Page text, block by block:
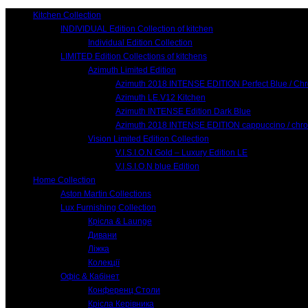
Kitchen Collection
INDIVIDUAL Edition Collection of kitchen
Individual Edition Collection
LIMITED Edition Collections of kitchens
Azimuth Limited Edition
Azimuth 2018 INTENSE EDITION Perfect Blue /
Azimuth LE.V12 Kitchen
Azimuth INTENSE Edition Dark Blue
Azimuth 2018 INTENSE EDITION cappuccino /
Vision Limited Edition Collection
V.I.S.I.O.N Gold – Luxury Edition LE
V.I.S.I.O.N blue Edition
Home Collection
Aston Martin Collections
Lux Furnishing Collection
Крісла & Launge
Дивани
Ліжка
Колекції
Офіс & Кабінет
Конференц Столи
Крісла Керівника